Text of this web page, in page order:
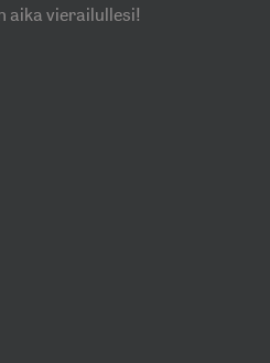
aika vierailullesi!